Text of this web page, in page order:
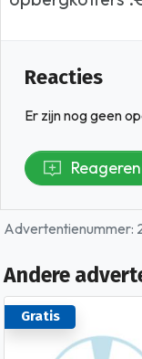
Reacties
Er zijn nog geen
Reageren
Advertentienummer:
Andere
Gratis